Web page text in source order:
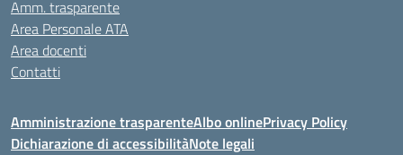
Amm. trasparente
Area Personale ATA
Area docenti
Contatti
Amministrazione trasparenteAlbo onlinePrivacy Policy
Dichiarazione di accessibilitàNote legali